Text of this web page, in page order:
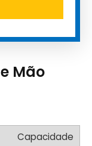
Mão
Capacidade